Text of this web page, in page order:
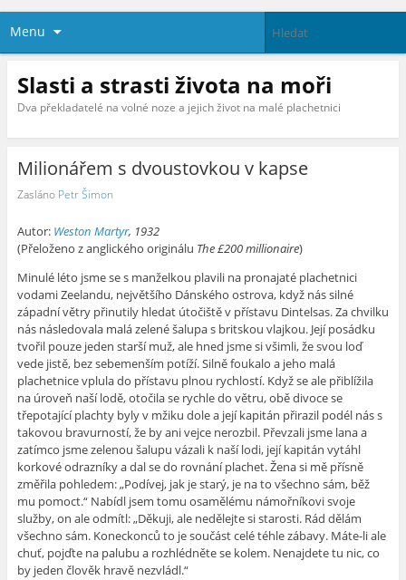
Menu
Slasti a strasti života na moři
Dva překladatelé na volné noze a jejich život na malé plachetnici
Milionářem s dvoustovkou v kapse
Zasláno Petr Šimon
Autor: Weston Martyr, 1932
(Přeloženo z anglického originálu The £200 millionaire)
Minulé léto jsme se s manželkou plavili na pronajaté plachetnici
vodami Zeelandu, největšího Dánského ostrova, když nás silné
západní větry přinutily hledat útočiště v přístavu Dintelsas. Za chvilku
nás následovala malá zelené šalupa s britskou vlajkou. Její posádku
tvořil pouze jeden starší muž, ale hned jsme si všimli, že svou loď
vede jistě, bez sebemenším potíží. Silně foukalo a jeho malá
plachetnice vplula do přístavu plnou rychlostí. Když se ale přiblížila
na úroveň naší lodě, otočila se rychle do větru, obě divoce se
třepotající plachty byly v mžiku dole a její kapitán přirazil podél nás s
takovou bravurností, že by ani vejce nerozbil. Převzali jsme lana a
zatímco jsme zelenou šalupu vázali k naší lodi, její kapitán vytáhl
korkové odrazníky a dal se do rovnání plachet. Žena si mě přísně
změřila pohledem: „Podívej, jak je starý, je na to všechno sám, běž
mu pomoct.“ Nabídl jsem tomu osamělému námořníkovi svoje
služby, on ale odmítl: „Děkuji, ale nedělejte si starosti. Rád dělám
všechno sám. Koneckonců to je součást celé téhle zábavy. Máte-li ale
chuť, pojďte na palubu a rozhlédněte se kolem. Nenajdete tu nic, co
by jeden člověk hravě nezvládl.“